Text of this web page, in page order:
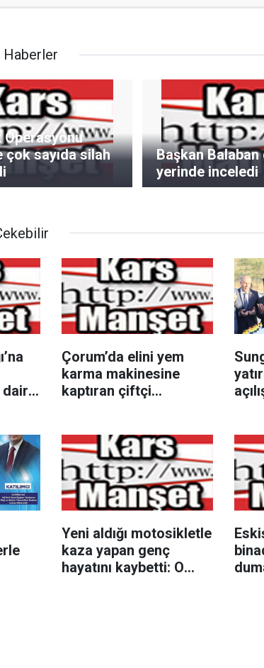
Haberler
çok sayıda silah
Başkan Balaban
yerinde inceledi
Çorum’da elini yem
karma makinesine
kaptıran çiftçi
Yeni aldığı motosikletle
kaza yapan genç
hayatını kaybetti: O